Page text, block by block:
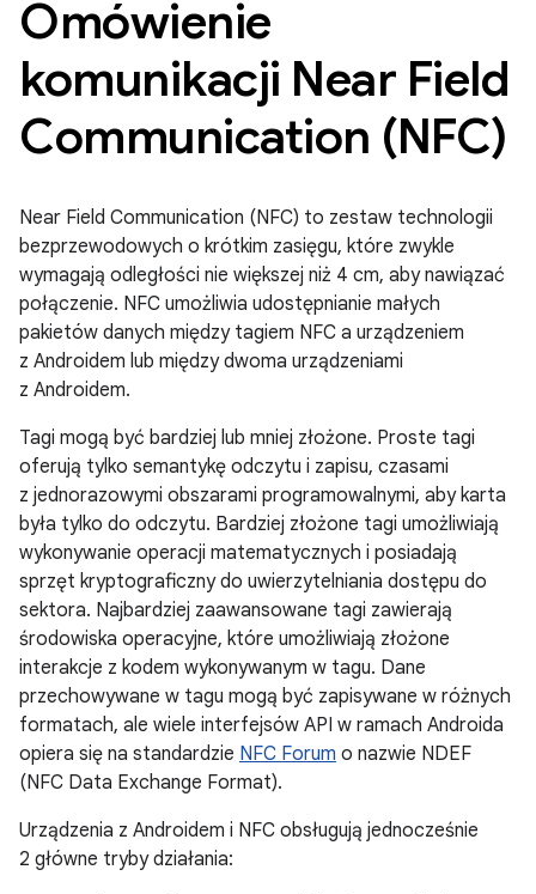
Omówienie
komunikacji Near Field
Communication (NFC)
Near Field Communication (NFC) to zestaw technologii
bezprzewodowych o krótkim zasięgu, które zwykle
wymagają odległości nie większej niż 4 cm, aby nawiązać
połączenie. NFC umożliwia udostępnianie małych
pakietów danych między tagiem NFC a urządzeniem
z Androidem lub między dwoma urządzeniami
z Androidem.
Tagi mogą być bardziej lub mniej złożone. Proste tagi
oferują tylko semantykę odczytu i zapisu, czasami
z jednorazowymi obszarami programowalnymi, aby karta
była tylko do odczytu. Bardziej złożone tagi umożliwiają
wykonywanie operacji matematycznych i posiadają
sprzęt kryptograficzny do uwierzytelniania dostępu do
sektora. Najbardziej zaawansowane tagi zawierają
środowiska operacyjne, które umożliwiają złożone
interakcje z kodem wykonywanym w tagu. Dane
przechowywane w tagu mogą być zapisywane w różnych
formatach, ale wiele interfejsów API w ramach Androida
opiera się na standardzie NFC Forum o nazwie NDEF
(NFC Data Exchange Format).
Urządzenia z Androidem i NFC obsługują jednocześnie
2 główne tryby działania: